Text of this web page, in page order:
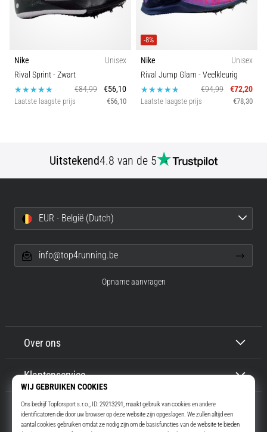
Nike
Unisex
Rival Sprint- Zwart
€84,99
€56,10
Laatste laagste prijs €56,10
-8%
Nike
Unisex
Rival Jump Glam - Veelkleurig
€94,99
€72,20
Laatste laagste prijs €78,30
Uitstekend4.8 van de 5
Over ons
Klantenservice
EUR - België (Dutch)
info@top4running.be
Opname aanvragen